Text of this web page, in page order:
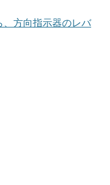
、方向指示器のレバ